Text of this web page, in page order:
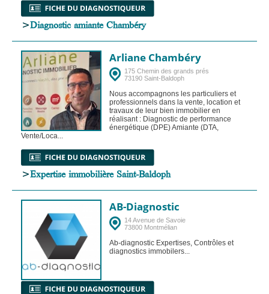
>Diagnostic amiante Chambéry
Arliane Chambéry
175 Chemin des grands prés
73190 Saint-Baldoph
Nous accompagnons les particuliers et
professionnels dans la vente, location et
travaux de leur bien immobilier en
réalisant : Diagnostic de performance
énergétique (DPE) Amiante (DTA,
Vente/Loca...
>Expertise immobilière Saint-Baldoph
AB-Diagnostic
14 Avenue de Savoie
73800 Montmélian
Ab-diagnostic Expertises, Contrôles et
diagnostics immobilers...